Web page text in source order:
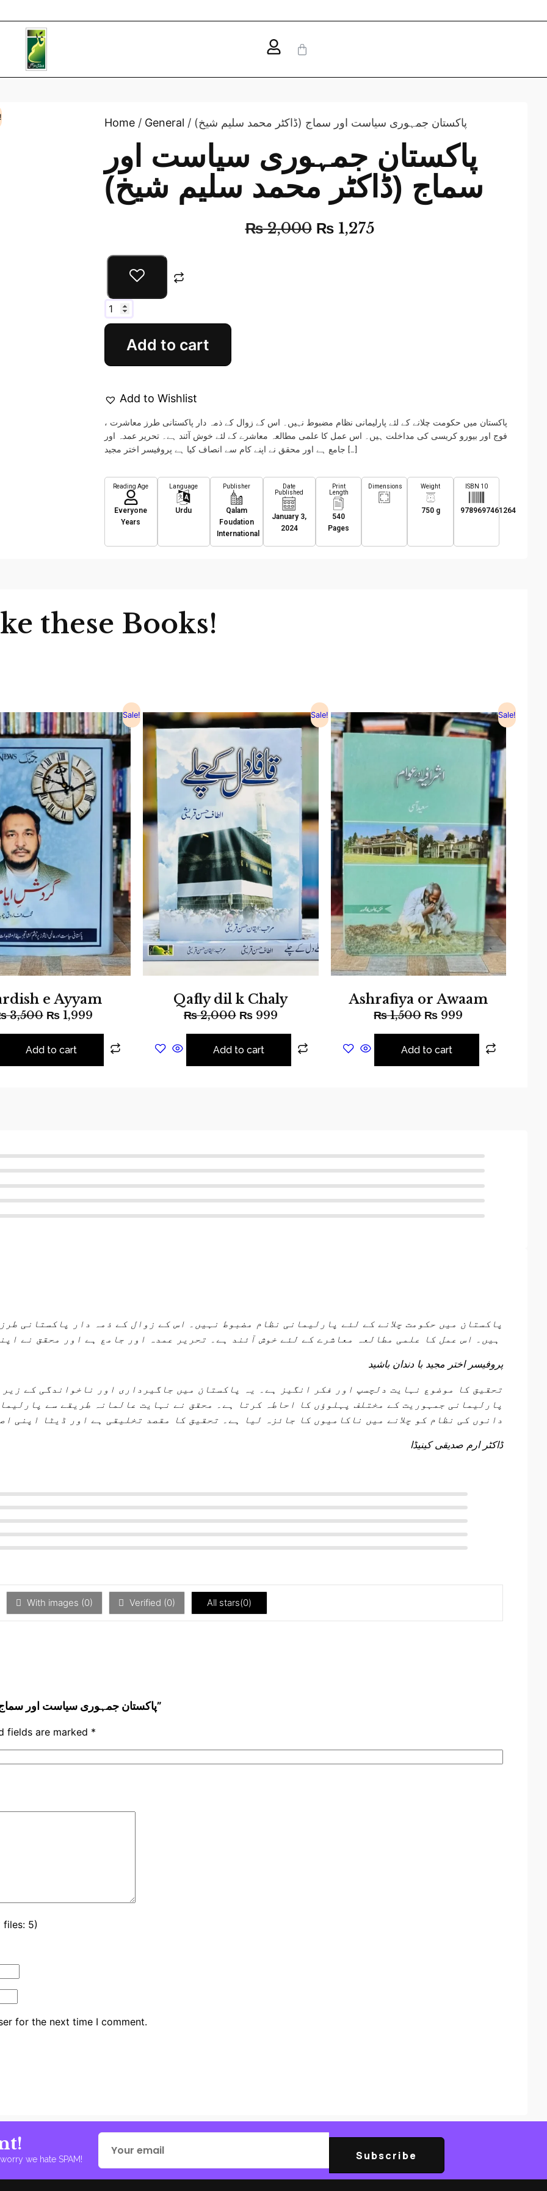
Home / General / پاکستان جمہوری سیاست اور سماج (ڈاکٹر محمد سلیم شیخ)
پاکستان جمہوری سیاست اور
سماج (ڈاکٹر محمد سلیم شیخ)
₨2,000 ₨1,275
Add to cart
Add to Wishlist
پاکستان میں حکومت چلانے کے لئے پارلیمانی نظام مضبوط نہیں۔ اس کے زوال کے ذمہ دار پاکستانی طرز معاشرت ،
فوج اور بیورو کریسی کی مداخلت ہیں۔ اس عمل کا علمی مطالعہ معاشرے کے لئے خوش آئند ہے۔ تحریر عمدہ اور
جامع ہے اور محقق نے اپنے کام سے انصاف کیا ہے پروفیسر اختر مجید […]
Reading Age
Everyone
Years
Language
Urdu
Publisher
Qalam
Foudation
International
Date
Published
January 3,
2024
Print
Length
540
Pages
Dimensions Weight
750 g
ISBN 10
9789697461264
these Books!
Sale!
e Ayyam
3,500 ₨1,999
Add to cart
Sale!
Qafly dil k Chaly
₨2,000 ₨999
Add to cart
Sale!
Ashrafiya or Awaam
₨1,500 ₨ 999
Add to cart
پاکستان میں حکومت چلانے کے لئے پارلیمانی نظام مضبوط نہیں۔ اس کے زوال کے ذمہ دار پاکستانی
پروفیسر اختر مجیدبا دندان باشید
تحقیق کا موضوع نہایت دلچسپ اور فکر انگیز ہے۔ یہ پاکستان میں جاگیرداری اور ناخواندگی کے
پارلیمانی جمہوریت کے مختلف پہلوؤں کا احاطہ کرتا ہے۔ محقق نے نہایت عالمانہ طریقے سے
دانوں کی نظام کو چلانے میں ناکامیوں کا جائزہ لیا ہے۔ تحقیق کا مقصد تخلیقی ہے اور ڈیٹا اپنی
ڈاکٹر ارم صدیقی کینیڈا
With images (0) Verified (0) All stars(0)
Be the first to review “پاکستان جمہوری سیاست اور سماج (ڈاکٹر محمد سلیم شیخ)”
fields are marked *
files: 5)
for the next time I comment.
we hate SPAM! Subscribe